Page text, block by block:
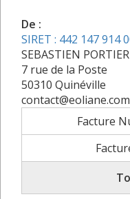
De :
SIRET : 442 147 914
SEBASTIEN
7 rue de la Poste
50310 Quinéville
contact@eoliane.com
Facture